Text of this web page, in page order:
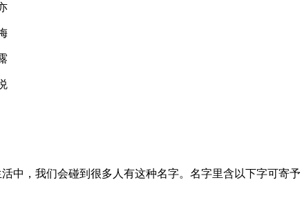
，我们会碰到很多人有这种名字。名字里含以下字可寄